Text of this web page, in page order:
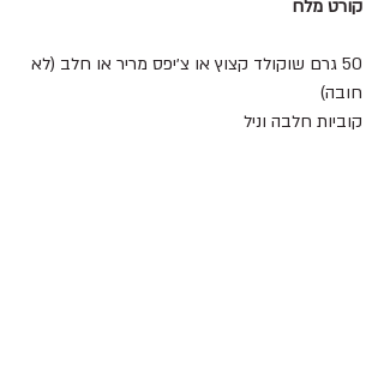
קורט מלח
50 גרם שוקולד קצוץ או צ׳יפס מריר או חלב (לא
חובה)
קוביות חלבה וניל